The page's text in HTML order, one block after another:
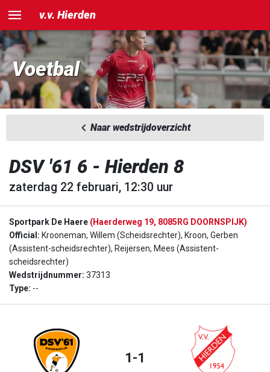
v.v. Hierden
Voetbal
Naar wedstrijdoverzicht
DSV '61 6 - Hierden 8
zaterdag 22 februari, 12:30 uur
Sportpark De Haere (Haerderweg 19, 8085RG DOORNSPIJK)
Official: Krooneman, Willem (Scheidsrechter), Kroon, Gerben
(Assistent-scheidsrechter), Reijersen, Mees (Assistent-
scheidsrechter)
Wedstrijdnummer: 37313
Type: --
1-1